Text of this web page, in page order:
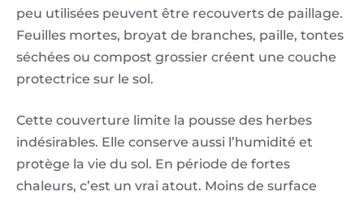
peu utilisées peuvent être recouverts de paillage.
Feuilles mortes, broyat de branches, paille, tontes
séchées ou compost grossier créent une couche
protectrice sur le sol.
Cette couverture limite la pousse des herbes
indésirables. Elle conserve aussi l’humidité et
protège la vie du sol. En période de fortes
chaleurs, c’est un vrai atout. Moins de surface